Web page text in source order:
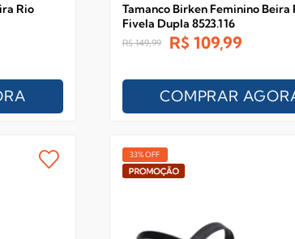
Rio
Tamanco Birken Feminino Beira
Fivela Dupla 8523.116
R$ 149,99 R$ 109,99
COMPRAR
33% OFF